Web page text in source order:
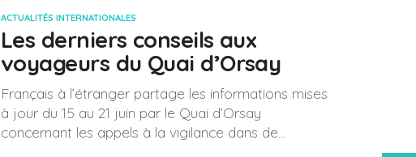
ACTUALITÉS INTERNATIONALES
Les derniers conseils aux
voyageurs du Quai d’Orsay
Français à l’étranger partage les informations mises
à jour du 15 au 21 juin par le Quai d’Orsay
concernant les appels à la vigilance dans de...